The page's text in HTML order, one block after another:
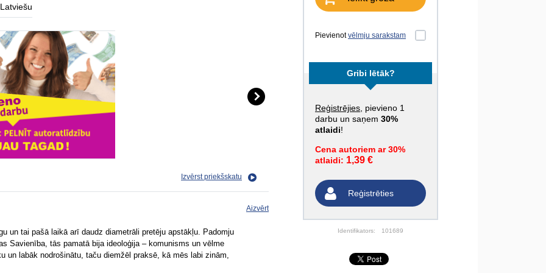
Pievienotvēlmju sarakstam
Gribi lētāk?
Reģistrējies , pievieno 1
darbu un saņem 30%
atlaidi!
Cena autoriem ar 30%
atlaidi: 1,39 €
Reģistrēties
Identifikators: 101689
Latviešu
Izvērst priekšskatu
Aizvērt
un tai pašā laikā arī daudz diametrāli pretēju apstākļu. Padomju
Savienība, tās pamatā bija ideoloģija – komunisms un vēlme
un labāk nodrošinātu, taču diemžēl praksē, kā mēs labi zinām,